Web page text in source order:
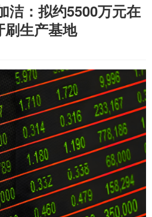
洁：拟约5500万元在
刷生产基地